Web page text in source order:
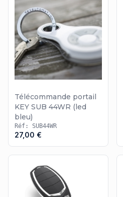
Télécommande portail
KEY SUB 44WR (led
bleu)
Réf: SUB44WR
27,00 €